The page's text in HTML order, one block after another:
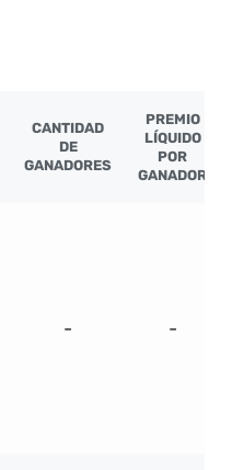
CANTIDAD
DE
GANADORES
PREMIO
LÍQUIDO
POR
GANADOR
- -